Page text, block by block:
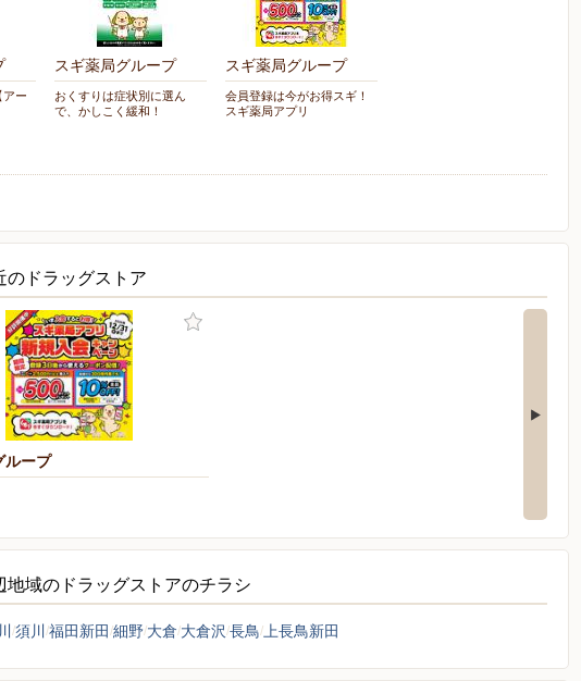
アー
スギ薬局グループ
おくすりは症状別に選ん
で、かしこく緩和！
スギ薬局グループ
会員登録は今がお得スギ！
スギ薬局アプリ
のドラッグストア
ループ
地域のドラッグストアのチラシ
須川 福田新田 細野 大倉 大倉沢 長鳥 上長鳥新田